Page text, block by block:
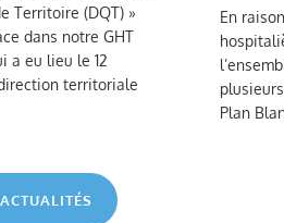
Territoire (DQT) »
dans notre GHT
a eu lieu le 12
territoriale
En
Plan